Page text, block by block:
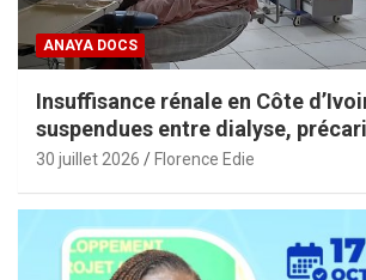
ANAYA DOCS
Insuffisance rénale en Côte
suspendues entre dialyse,
30 juillet 2026 Florence Edie